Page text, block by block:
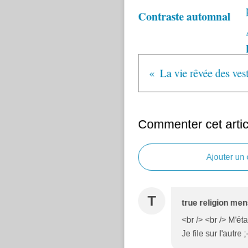
Contraste automnal
La vie rêvée des
Commenter cet
Ajouter un
T true religion
<br /> <br />
Je file sur l'autre